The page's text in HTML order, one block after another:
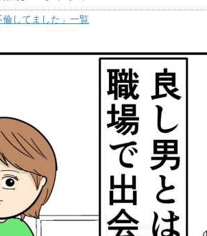
倫してました」一覧